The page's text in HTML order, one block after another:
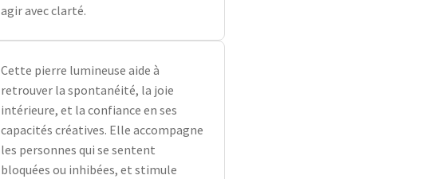
agir avec clarté.
Cette pierre lumineuse aide à
retrouver la spontanéité, la joie
intérieure, et la confiance en ses
capacités créatives. Elle accompagne
les personnes qui se sentent
bloquées ou inhibées, et stimule